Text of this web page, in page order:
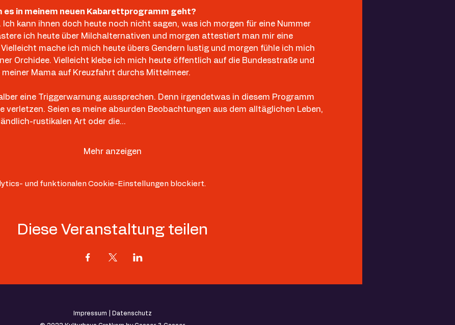
es in meinem neuen Kabarettprogramm geht?
Ich kann ihnen doch heute noch nicht sagen, was ich morgen für eine Nummer
ich heute über Milchalternativen und morgen attestiert man mir eine
mache ich mich heute übers Gendern lustig und morgen fühle ich mich
Orchidee. Vielleicht klebe ich mich heute öffentlich auf die Bundesstraße und
Mama auf Kreuzfahrt durchs Mittelmeer.
eine Triggerwarnung aussprechen. Denn irgendetwas in diesem Programm
verletzen. Seien es meine absurden Beobachtungen aus dem alltäglichen Leben,
rustikalen Art oder die…
Mehr anzeigen
und funktionalen Cookie-Einstellungen blockiert.
Diese Veranstaltung teilen
Impressum |
Datenschutz